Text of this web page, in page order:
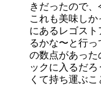
きだったので、
これも美味し
にあるレゴス
るかな〜と行
の数点があった
ックに入るだ
くて持ち運ぶこ